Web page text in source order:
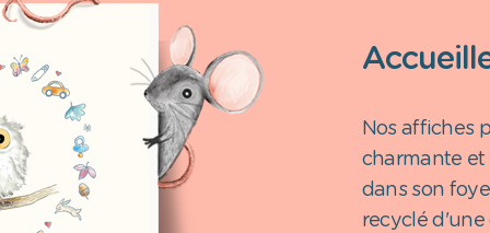
Nos affiches
charmante et
dans son
recyclé